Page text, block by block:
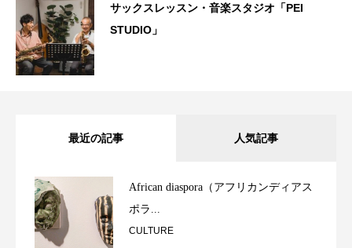
サックスレッスン・音楽スタジオ「PEI
STUDIO」
最近の記事 人気記事
African diaspora（アフリカンディアス
ポラ...
CULTURE